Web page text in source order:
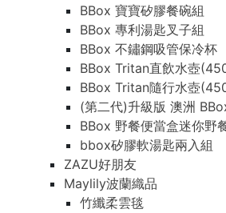
BBox 寶寶矽膠餐碗組
BBox 專利湯匙叉子組
BBox 不鏽鋼吸管保冷杯
BBox Tritan直飲水壺
BBox Tritan隨行水壺
(第二代)升級版 澳洲
BBox 野餐便當盒迷你野
bbox矽膠軟湯匙兩入組
ZAZU好朋友
Maylily波蘭織品
竹纖柔雲毯